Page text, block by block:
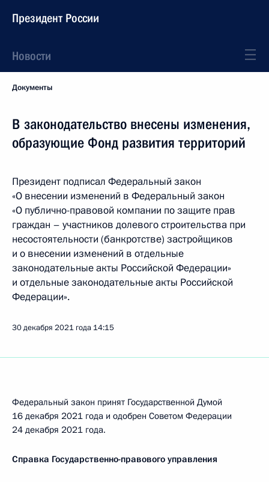
Президент России
Новости
Документы
В законодательство внесены изменения,
образующие Фонд развития территорий
Президент подписал Федеральный закон
«О внесении изменений в Федеральный закон
«О публично-правовой компании по защите прав
граждан – участников долевого строительства при
несостоятельности (банкротстве) застройщиков
и о внесении изменений в отдельные
законодательные акты Российской Федерации»
и отдельные законодательные акты Российской
Федерации».
30 декабря 2021 года 14:15
Федеральный закон принят Государственной Думой
16 декабря 2021 года и одобрен Советом Федерации
24 декабря 2021 года.
Справка Государственно-правового управления